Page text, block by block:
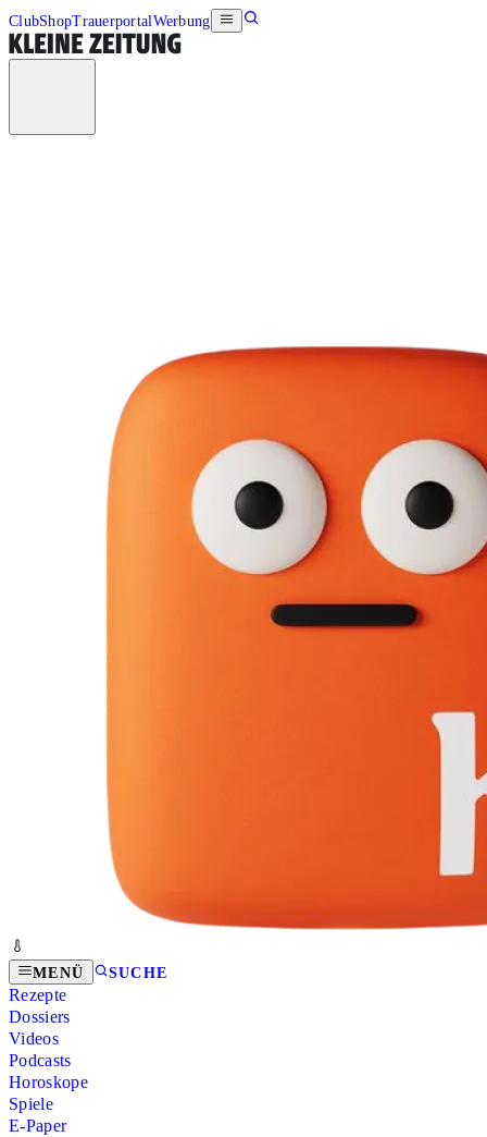
ClubShopTrauerportalWerbung
MENÜ SUCHE
Rezepte
Dossiers
Videos
Podcasts
Horoskope
Spiele
E-Paper